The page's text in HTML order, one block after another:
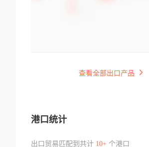
查看全部出口产品
港口统计
出口贸易匹配到共计 10+个港口